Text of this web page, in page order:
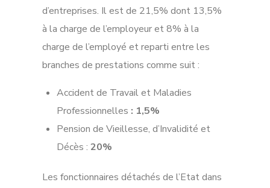
d’entreprises. Il est de 21,5% dont 13,5%
à la charge de l’employeur et 8% à la
charge de l’employé et reparti entre les
branches de prestations comme suit :
Accident de Travail et Maladies
Professionnelles : 1,5%
Pension de Vieillesse, d’Invalidité et
Décès : 20%
Les fonctionnaires détachés de l’Etat dans